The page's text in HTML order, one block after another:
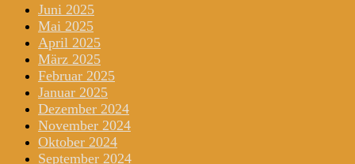
Juni 2025
Mai 2025
April 2025
März 2025
Februar 2025
Januar 2025
Dezember 2024
November 2024
Oktober 2024
September 2024